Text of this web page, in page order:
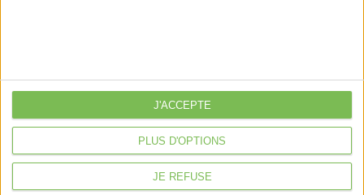
PLUS D'OPTIONS
JE REFUSE
J'ACCEPTE